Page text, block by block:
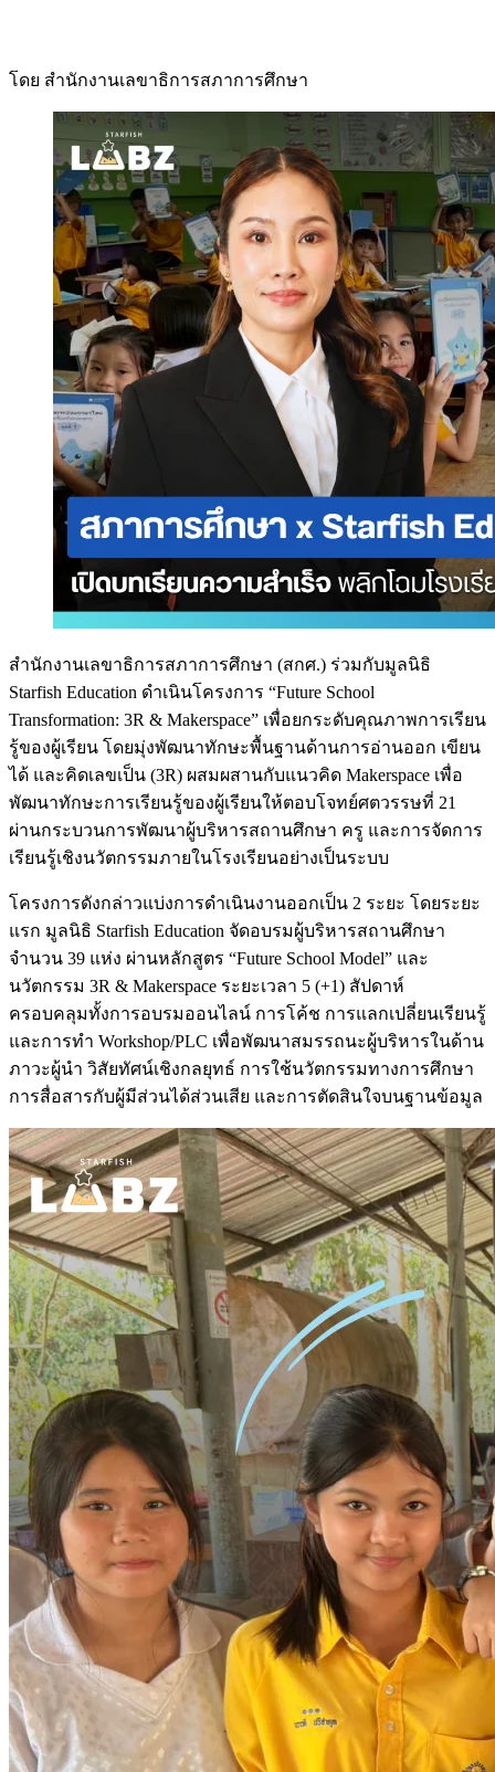
โดย สำนักงานเลขาธิการสภาการศึกษา
สำนักงานเลขาธิการสภาการศึกษา (สกศ.) ร่วมกับมูลนิธิ
Starfish Education ดำเนินโครงการ “Future School
Transformation: 3R & Makerspace” เพื่อยกระดับคุณภาพการเรียน
รู้ของผู้เรียน โดยมุ่งพัฒนาทักษะพื้นฐานด้านการอ่านออก เขียน
ได้ และคิดเลขเป็น (3R) ผสมผสานกับแนวคิด Makerspace เพื่อ
พัฒนาทักษะการเรียนรู้ของผู้เรียนให้ตอบโจทย์ศตวรรษที่ 21
ผ่านกระบวนการพัฒนาผู้บริหารสถานศึกษา ครู และการจัดการ
เรียนรู้เชิงนวัตกรรมภายในโรงเรียนอย่างเป็นระบบ
โครงการดังกล่าวแบ่งการดำเนินงานออกเป็น 2 ระยะ โดยระยะ
แรก มูลนิธิ Starfish Education จัดอบรมผู้บริหารสถานศึกษา
จำนวน 39 แห่ง ผ่านหลักสูตร “Future School Model” และ
นวัตกรรม 3R & Makerspace ระยะเวลา 5 (+1) สัปดาห์
ครอบคลุมทั้งการอบรมออนไลน์ การโค้ช การแลกเปลี่ยนเรียนรู้
และการทำ Workshop/PLC เพื่อพัฒนาสมรรถนะผู้บริหารในด้าน
ภาวะผู้นำ วิสัยทัศน์เชิงกลยุทธ์ การใช้นวัตกรรมทางการศึกษา
การสื่อสารกับผู้มีส่วนได้ส่วนเสีย และการตัดสินใจบนฐานข้อมูล